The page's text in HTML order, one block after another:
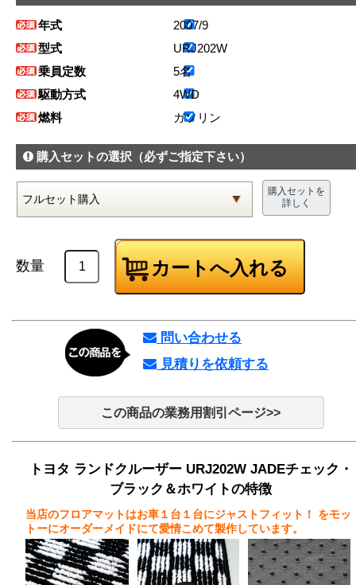
年式
2007/9
型式
URJ202W
乗員定数
5名
駆動方式
4WD
燃料
ガソリン
購入セットの選択 （必ずご指定下さい）
購入セットを
詳しく
数量
問い合わせる
見積りを依頼する
この商品の業務用割引ページ>>
トヨタ ランドクルーザー URJ202W JADEチェック・
ブラック＆ホワイトの特徴
当店のフロアマットはお車１台１台にジャストフィット！
をモッ
トーにオーダーメイドにて愛情こめて製作しています。